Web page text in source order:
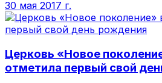
30 мая 2017 г.
Церковь «Новое
отметила первый свой